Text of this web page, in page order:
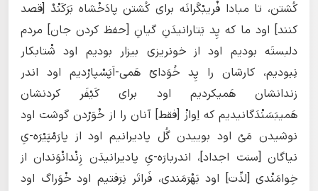
کُشتن، تا مبادا فْریبْگَرانَه برای کُشتن پادَخْشاه بَرَکَنْدْ [قصد
کنند] اود ما که پِد یَتارانیدَنِ گیانِ [حفظ کردن جان] مردم
دلبستَه بودیم اود از خونریزی بیزار بودیم اود شْتابکار
نِبودیم، کارشان را پِد خُوَدایْ هَمی-اَپَسْپارْدیم اود اندر
زندانشان هَمیکردیم اود برای کَیْفَر کردنشان
هَمیبَسَنْدَگانیدیم که اِوازْ [فقط] آنان را از خْوَرْدن گوشت اود
نوشیدن مَیْ اود بوییدن گُل پادیرانیم اود از پارَمْپَیْرَه-یِ
نیاگان [سنت اجداد]، اندربارَه-یِ پادیرانیدَن زِنْدانْوَندان از
خِوامَنْدی [لذّت] اود بَهْرَمَندی، فَراتَر نِرَفتیم اود خْوَراگ اود